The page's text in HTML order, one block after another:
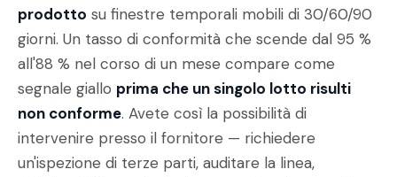
prodotto su finestre temporali mobili di 30/60/90
giorni. Un tasso di conformità che scende dal 95 %
all'88 % nel corso di un mese compare come
segnale giallo prima che un singolo lotto risulti
non conforme. Avete così la possibilità di
intervenire presso il fornitore — richiedere
un'ispezione di terze parti, auditare la linea,